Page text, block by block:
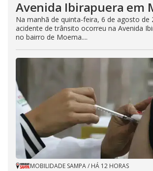
Avenida Ibirapuera em
Na manhã de quinta-feira, 6 de agosto de
acidente de trânsito ocorreu na Avenida
no bairro de Moema....
MOBILIDADE SAMPA/ HÁ 12 HORAS